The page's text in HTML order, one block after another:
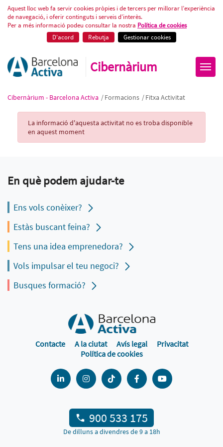
Fitxa Activitat
Aquest lloc web fa servir cookies pròpies i de tercers per millorar l’experiència
de navegació, i oferir continguts i serveis d’interès.
Per a més informació podeu consultar la nostra Política de cookies
D'acord
Rebutja Gestionar cookies
Cibernàrium
Cibernàrium - Barcelona Activa /Formacions /Fitxa Activitat
Activity Record
La informació d'aquesta activitat no es troba disponible
en aquest moment
En què podem ajudar-te
Ens vols conèixer?
Estàs buscant feina?
Tens una idea emprenedora?
Vols impulsar el teu negoci?
Busques formació?
Contacte A la ciutat Avís legal
Privacitat
Política de cookies
900 533 175
De dilluns a divendres de 9 a 18h